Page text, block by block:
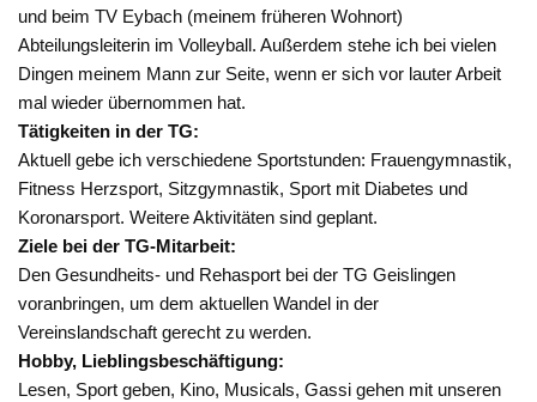
und beim TV Eybach (meinem früheren Wohnort)
Abteilungsleiterin im Volleyball. Außerdem stehe ich bei vielen
Dingen meinem Mann zur Seite, wenn er sich vor lauter Arbeit
mal wieder übernommen hat.
Tätigkeiten in der TG:
Aktuell gebe ich verschiedene Sportstunden: Frauengymnastik,
Fitness Herzsport, Sitzgymnastik, Sport mit Diabetes und
Koronarsport. Weitere Aktivitäten sind geplant.
Ziele bei der TG-Mitarbeit:
Den Gesundheits- und Rehasport bei der TG Geislingen
voranbringen, um dem aktuellen Wandel in der
Vereinslandschaft gerecht zu werden.
Hobby, Lieblingsbeschäftigung:
Lesen, Sport geben, Kino, Musicals, Gassi gehen mit unseren